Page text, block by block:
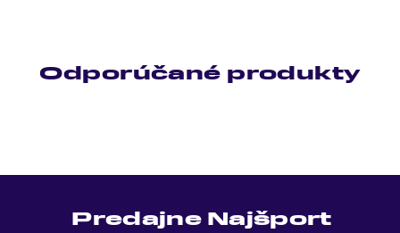
Odporúčané produkty
Predajne Najšport